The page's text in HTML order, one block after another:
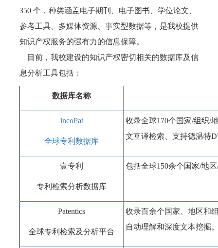
350 个，种类涵盖电子期刊、电子图书、学位论文、
参考工具、多媒体资源、事实型数据等，是我校提供
知识产权服务的强有力的信息保障。
目前，我校建设的知识产权密切相关的数据库及信
息分析工具包括：
数据库名称
incoPat
全球专利数据库
收录全球170个国家/组织/
文互译检索、支持德温特
壹专利
专利检索分析数据库
包括全球150余个国家/地
Patentics
全球专利检索及分析平台
收录百余个国家、地区和
自动理解和深度文本挖掘